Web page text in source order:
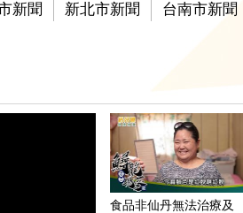
新聞 新北市新聞 台南市新聞
食品非仙丹無法治療及